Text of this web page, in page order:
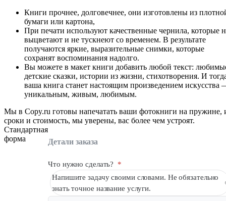
Книги прочнее, долговечнее, они изготовлены из
бумаги или картона,
При печати используют качественные чернила, которые
выцветают и не тускнеют со временем. В результате
получаются яркие, выразительные снимки, которые
сохранят воспоминания надолго.
Вы можете в макет книги добавить любой текст:
детские сказки, истории из жизни, стихотворения. И
ваша книга станет настоящим произведением искусства
уникальным, живым, любимым.
Мы в Copy.ru готовы напечатать ваши фотокниги на пружине,
сроки и стоимость, мы уверены, вас более чем устроят.
Стандартная
форма
Детали заказа
Что нужно сделать?
*
Напишите задачу своими словами. Не обязательно
знать точное название услуги.